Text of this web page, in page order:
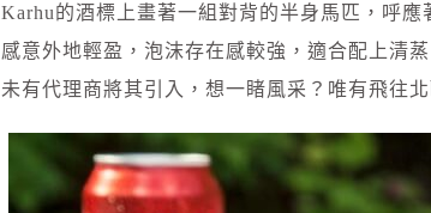
Karhu的酒標上畫著一組對背的半身馬匹，呼
感意外地輕盈，泡沫存在感較強，適合配上清
未有代理商將其引入，想一睹風采？唯有飛往北